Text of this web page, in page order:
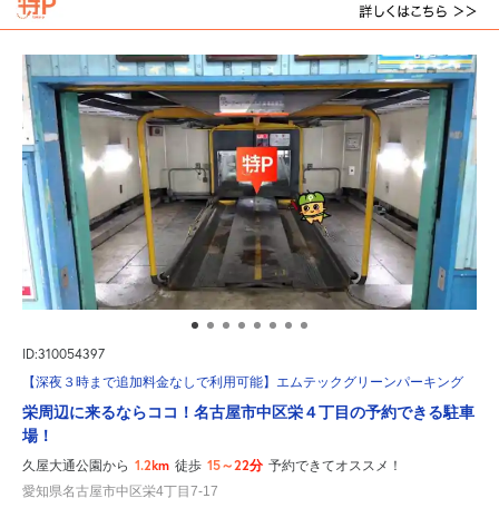
ID:310054397
【深夜３時まで追加料金なしで利用可能】エムテックグリーンパーキング
栄周辺に来るならココ！名古屋市中区栄４丁目の予約できる駐車
場！
久屋大通公園から 1.2km 徒歩 15～22分 予約できてオススメ！
愛知県名古屋市中区栄4丁目7-17